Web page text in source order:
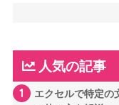
人気の記事
1
エクセルで特定の